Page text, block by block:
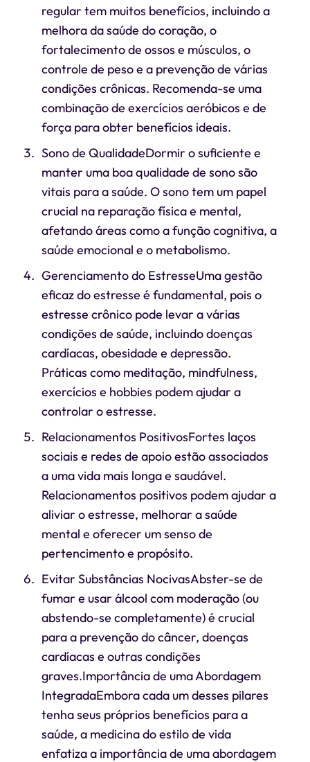
regular tem muitos benefícios, incluindo a
melhora da saúde do coração, o
fortalecimento de ossos e músculos, o
controle de peso e a prevenção de várias
condições crônicas. Recomenda-se uma
combinação de exercícios aeróbicos e de
força para obter benefícios ideais.
Sono de QualidadeDormir o suficiente e
manter uma boa qualidade de sono são
vitais para a saúde. O sono tem um papel
crucial na reparação física e mental,
afetando áreas como a função cognitiva, a
saúde emocional e o metabolismo.
Gerenciamento do EstresseUma gestão
eficaz do estresse é fundamental, pois o
estresse crônico pode levar a várias
condições de saúde, incluindo doenças
cardíacas, obesidade e depressão.
Práticas como meditação, mindfulness,
exercícios e hobbies podem ajudar a
controlar o estresse.
Relacionamentos PositivosFortes laços
sociais e redes de apoio estão associados
a uma vida mais longa e saudável.
Relacionamentos positivos podem ajudar a
aliviar o estresse, melhorar a saúde
mental e oferecer um senso de
pertencimento e propósito.
Evitar Substâncias NocivasAbster-se de
fumar e usar álcool com moderação (ou
abstendo-se completamente) é crucial
para a prevenção do câncer, doenças
cardíacas e outras condições
graves.Importância de uma Abordagem
IntegradaEmbora cada um desses pilares
tenha seus próprios benefícios para a
saúde, a medicina do estilo de vida
enfatiza a importância de uma abordagem